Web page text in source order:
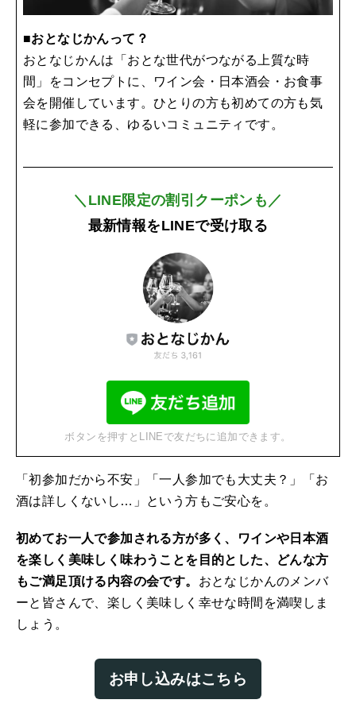
■おとなじかんって？
おとなじかんは「おとな世代がつながる上質な時
間」をコンセプトに、ワイン会・日本酒会・お食事
会を開催しています。ひとりの方も初めての方も気
軽に参加できる、ゆるいコミュニティです。
＼LINE限定の割引クーポンも／
最新情報をLINEで受け取る
ボタンを押すとLINEで友だちに追加できます。
「初参加だから不安」「一人参加でも大丈夫？」「お
酒は詳しくないし…」という方もご安心を。
初めてお一人で参加される方が多く、ワインや日本酒
を楽しく美味しく味わうことを目的とした、どんな方
もご満足頂ける内容の会です。 おとなじかんのメンバ
ーと皆さんで、楽しく美味しく幸せな時間を満喫しま
しょう。
お申し込みはこちら